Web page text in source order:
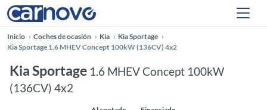
Inicio Coches de ocasión Kia
Kia Sportage
Kia Sportage 1.6 MHEV Concept 100kW (136CV) 4x2
Kia Sportage 1.6 MHEV Concept 100kW
(136CV) 4x2